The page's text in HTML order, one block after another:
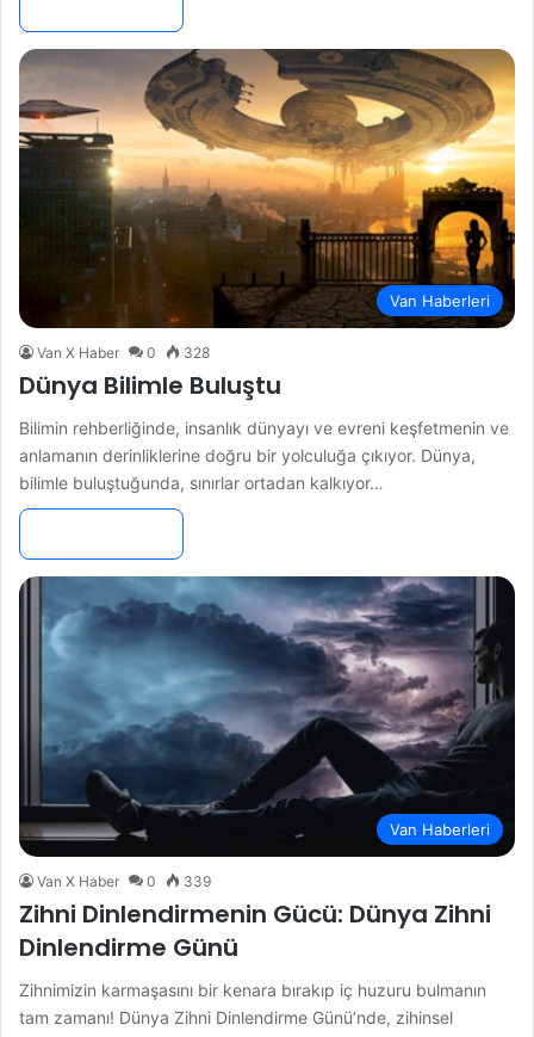
Van Haberleri
Van X Haber 0 328
Dünya Bilimle Buluştu
Bilimin rehberliğinde, insanlık dünyayı ve evreni keşfetmenin ve
anlamanın derinliklerine doğru bir yolculuğa çıkıyor. Dünya,
bilimle buluştuğunda, sınırlar ortadan kalkıyor…
Van Haberleri
Van X Haber 0 339
Zihni Dinlendirmenin Gücü: Dünya Zihni
Dinlendirme Günü
Zihnimizin karmaşasını bir kenara bırakıp iç huzuru bulmanın
tam zamanı! Dünya Zihni Dinlendirme Günü’nde, zihinsel